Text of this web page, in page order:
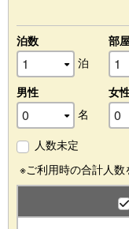
泊数
泊
部
男性
名
女
人数未定
※ご利用時の合計人